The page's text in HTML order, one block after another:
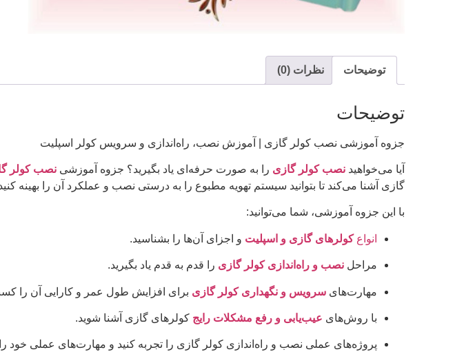
توضیحات نظرات (0)
توضیحات
جزوه آموزشی نصب کولر گازی | آموزش نصب، راه‌اندازی و سرویس کولر اسپلیت
آیا می‌خواهید نصب کولر گازی را به صورت حرفه‌ای یاد بگیرید؟ جزوه آموزشی نصب کولر
گازی آشنا می‌کند تا بتوانید سیستم تهویه مطبوع را به درستی نصب و عملکرد آن را بهینه
با این جزوه آموزشی، شما می‌توانید:
انواعکولرهای گازی و اسپلیت و اجزای آن‌ها را بشناسید.
مراحل نصب و راه‌اندازی کولر گازی را قدم به قدم یاد بگیرید.
مهارت‌های سرویس و نگهداری کولر گازی برای افزایش طول عمر و کارایی آن را
با روش‌های عیب‌یابی و رفع مشکلات رایج کولرهای گازی آشنا شوید.
پروژه‌های عملی نصب و راه‌اندازی کولر گازی را تجربه کنید و مهارت‌های عملی خود